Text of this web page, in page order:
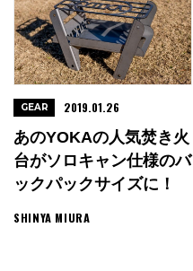
あのYOKAの人気焚き火
台がソロキャン仕様のバ
ックパックサイズに！
SHINYA MIURA
GEAR 2019.01.26